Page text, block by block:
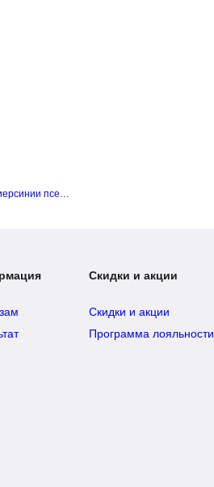
Антитела к иерсинии псевдотуберкулезной (Yersinia pseudotuberculosis), РНГА
Скидки и акции
Скидки и акции
Программа лояльности